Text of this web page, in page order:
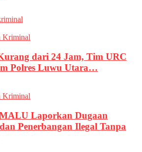
Kriminal
dari 24 Jam, Tim URC
Polres Luwu Utara…
Kriminal
Laporkan Dugaan
Penerbangan Ilegal Tanpa